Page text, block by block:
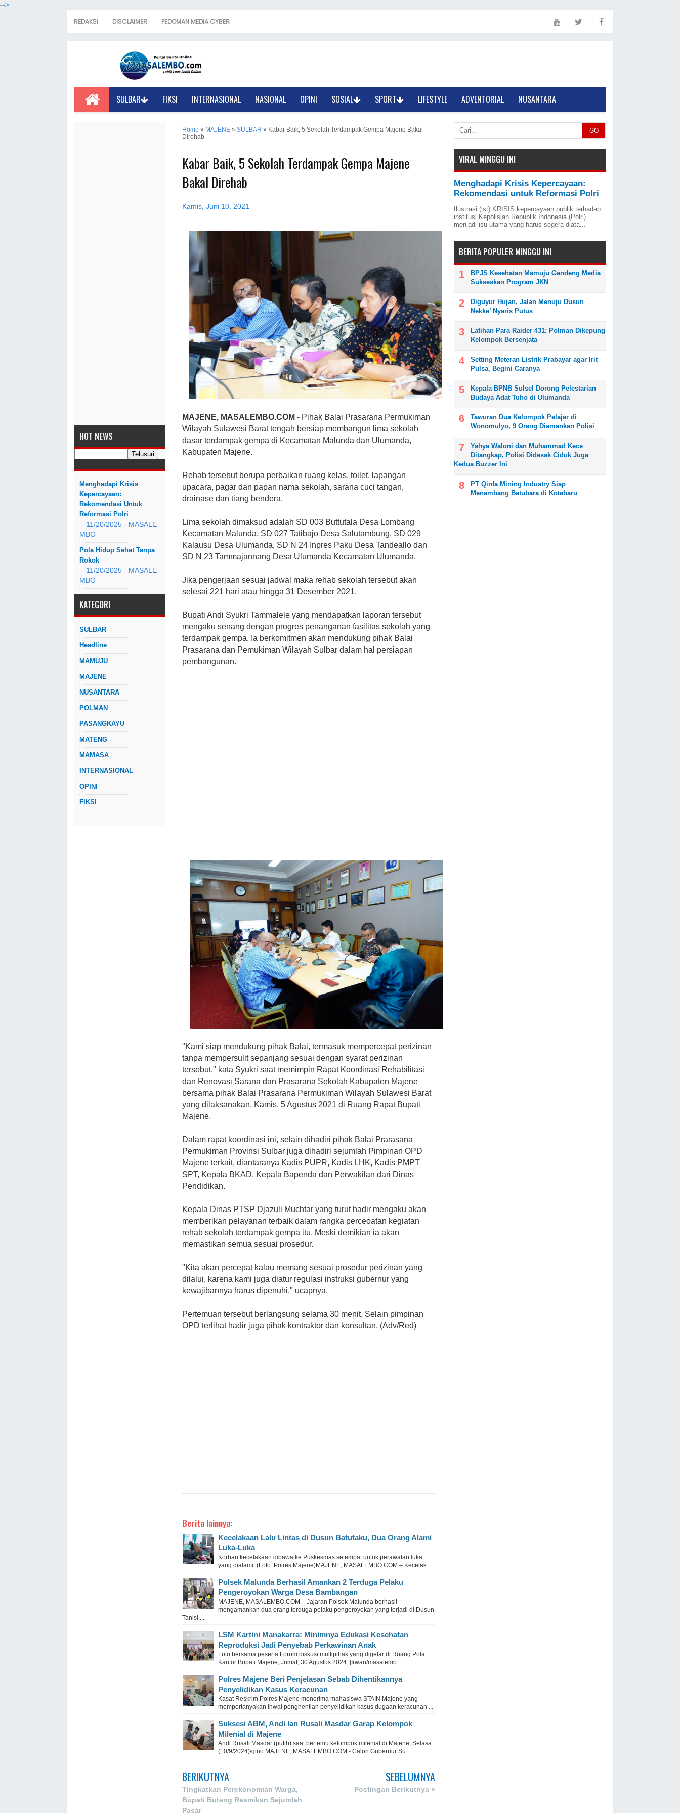
-->
REDAKSI DISCLAIMER PEDOMAN MEDIA CYBER
SULBAR FIKSI INTERNASIONAL NASIONAL OPINI SOSIAL SPORT LIFESTYLE ADVENTORIAL NUSANTARA
HOT NEWS
Menghadapi Krisis
Kepercayaan:
Rekomendasi Untuk
Reformasi Polri
- 11/20/2025 - MASALE
MBO
Pola Hidup Sehat Tanpa
Rokok
- 11/20/2025 - MASALE
MBO
KATEGORI
SULBAR
Headline
MAMUJU
MAJENE
NUSANTARA
POLMAN
PASANGKAYU
MATENG
MAMASA
INTERNASIONAL
OPINI
FIKSI
Home » MAJENE » SULBAR » Kabar Baik, 5 Sekolah Terdampak Gempa Majene Bakal
Direhab
Kabar Baik, 5 Sekolah Terdampak Gempa Majene
Bakal Direhab
Kamis, Juni 10, 2021
MAJENE, MASALEMBO.COM - Pihak Balai Prasarana Permukiman
Wilayah Sulawesi Barat tengah bersiap membangun lima sekolah
dasar terdampak gempa di Kecamatan Malunda dan Ulumanda,
Kabupaten Majene.
Rehab tersebut berupa perbaikan ruang kelas, toilet, lapangan
upacara, pagar dan papan nama sekolah, sarana cuci tangan,
drainase dan tiang bendera.
Lima sekolah dimaksud adalah SD 003 Buttutala Desa Lombang
Kecamatan Malunda, SD 027 Tatibajo Desa Salutambung, SD 029
Kalausu Desa Ulumanda, SD N 24 Inpres Paku Desa Tandeallo dan
SD N 23 Tammajannang Desa Ulumanda Kecamatan Ulumanda.
Jika pengerjaan sesuai jadwal maka rehab sekolah tersebut akan
selesai 221 hari atau hingga 31 Desember 2021.
Bupati Andi Syukri Tammalele yang mendapatkan laporan tersebut
mengaku senang dengan progres penanganan fasilitas sekolah yang
terdampak gempa. Ia berkomitmen akan mendukung pihak Balai
Prasarana dan Pemukiman Wilayah Sulbar dalam hal persiapan
pembangunan.
"Kami siap mendukung pihak Balai, termasuk mempercepat perizinan
tanpa mempersulit sepanjang sesuai dengan syarat perizinan
tersebut," kata Syukri saat memimpin Rapat Koordinasi Rehabilitasi
dan Renovasi Sarana dan Prasarana Sekolah Kabupaten Majene
bersama pihak Balai Prasarana Permukiman Wilayah Sulawesi Barat
yang dilaksanakan, Kamis, 5 Agustus 2021 di Ruang Rapat Bupati
Majene.
Dalam rapat koordinasi ini, selain dihadiri pihak Balai Prarasana
Permukiman Provinsi Sulbar juga dihadiri sejumlah Pimpinan OPD
Majene terkait, diantaranya Kadis PUPR, Kadis LHK, Kadis PMPT
SPT, Kepala BKAD, Kepala Bapenda dan Perwakilan dari Dinas
Pendidikan.
Kepala Dinas PTSP Djazuli Muchtar yang turut hadir mengaku akan
memberikan pelayanan terbaik dalam rangka perceoatan kegiatan
rehab sekolah terdampak gempa itu. Meski demikian ia akan
memastikan semua sesuai prosedur.
"Kita akan percepat kalau memang sesuai prosedur perizinan yang
dilalui, karena kami juga diatur regulasi instruksi gubernur yang
kewajibannya harus dipenuhi," ucapnya.
Pertemuan tersebut berlangsung selama 30 menit. Selain pimpinan
OPD terlihat hadir juga pihak kontraktor dan konsultan. (Adv/Red)
Berita lainnya:
Kecelakaan Lalu Lintas di Dusun Batutaku, Dua Orang Alami
Luka-Luka
Korban kecelakaan dibawa ke Puskesmas setempat untuk perawatan luka
yang dialami. (Foto: Polres Majene)MAJENE, MASALEMBO.COM – Kecelak ...
Polsek Malunda Berhasil Amankan 2 Terduga Pelaku
Pengeroyokan Warga Desa Bambangan
MAJENE, MASALEMBO.COM – Jajaran Polsek Malunda berhasil
mengamankan dua orang terduga pelaku pengeroyokan yang terjadi di Dusun
Tanisi ...
LSM Kartini Manakarra: Minimnya Edukasi Kesehatan
Reproduksi Jadi Penyebab Perkawinan Anak
Foto bersama peserta Forum diskusi multipihak yang digelar di Ruang Pola
Kantor Bupati Majene, Jumat, 30 Agustus 2024. [Irwan/masalemb ...
Polres Majene Beri Penjelasan Sebab Dihentikannya
Penyelidikan Kasus Keracunan
Kasat Reskrim Polres Majene menerima mahasiswa STAIN Majene yang
mempertanyakan ihwal penghentian penyelidikan kasus dugaan keracunan ...
Suksesi ABM, Andi Ian Rusali Masdar Garap Kelompok
Milenial di Majene
Andi Rusali Masdar (putih) saat bertemu kelompok milenial di Majene, Selasa
(10/9/2024)/gino.MAJENE, MASALEMBO.COM - Calon Gubernur Su ...
BERIKUTNYA
Tingkatkan Perekonomian Warga,
Bupati Buteng Resmikan Sejumlah
Pasar
SEBELUMNYA
Postingan Berikutnya »
GO
VIRAL MINGGU INI
Menghadapi Krisis Kepercayaan:
Rekomendasi untuk Reformasi Polri
Ilustrasi (ist) KRISIS kepercayaan publik terhadap
institusi Kepolisian Republik Indonesia (Polri)
menjadi isu utama yang harus segera diata...
BERITA POPULER MINGGU INI
BPJS Kesehatan Mamuju Gandeng Media
Sukseskan Program JKN
Diguyur Hujan, Jalan Menuju Dusun
Nekke’ Nyaris Putus
Latihan Para Raider 431: Polman Dikepung
Kelompok Bersenjata
Setting Meteran Listrik Prabayar agar Irit
Pulsa, Begini Caranya
Kepala BPNB Sulsel Dorong Pelestarian
Budaya Adat Tuho di Ulumanda
Tawuran Dua Kelompok Pelajar di
Wonomulyo, 9 Orang Diamankan Polisi
Yahya Waloni dan Muhammad Kece
Ditangkap, Polisi Didesak Ciduk Juga
Kedua Buzzer Ini
PT Qinfa Mining Industry Siap
Menambang Batubara di Kotabaru